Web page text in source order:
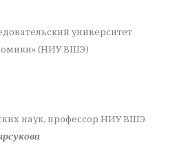
университет
(НИУ ВШЭ)
наук, профессор НИУ ВШЭ